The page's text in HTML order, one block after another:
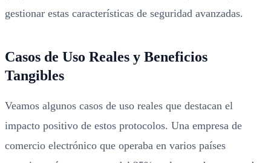
gestionar estas características de seguridad avanzadas.
Casos de Uso Reales y Beneficios
Tangibles
Veamos algunos casos de uso reales que destacan el
impacto positivo de estos protocolos. Una empresa de
comercio electrónico que operaba en varios países